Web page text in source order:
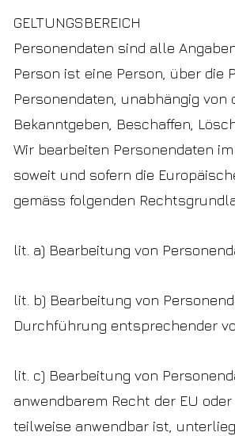
GELTUNGSBEREICH
Personendaten sind alle
Person ist eine Person, über die
Personendaten, unabhängig
Bekanntgeben, Beschaffen,
Wir bearbeiten Personendaten
soweit und sofern die
gemäss folgenden
lit. a) Bearbeitung von
lit. b) Bearbeitung von
Durchführung entsprechender
lit. c) Bearbeitung von
anwendbarem Recht der EU
teilweise anwendbar ist,